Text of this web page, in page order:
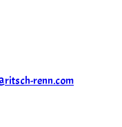
renn.com